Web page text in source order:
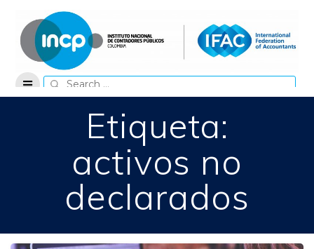
content
Search
for:
Etiqueta:
activos no
declarados